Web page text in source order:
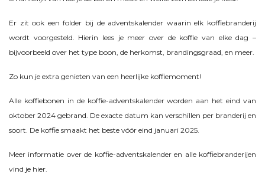
Er zit ook een folder bij de adventskalender waarin elk koffiebranderij
wordt voorgesteld. Hierin lees je meer over de koffie van elke dag –
bijvoorbeeld over het type boon, de herkomst, brandingsgraad, en meer.
Zo kun je extra genieten van een heerlijke koffiemoment!
Alle koffiebonen in de koffie-adventskalender worden aan het eind van
oktober 2024 gebrand. De exacte datum kan verschillen per branderij en
soort. De koffie smaakt het beste vóór eind januari 2025.
Meer informatie over de koffie-adventskalender en alle koffiebranderijen
vind je hier.